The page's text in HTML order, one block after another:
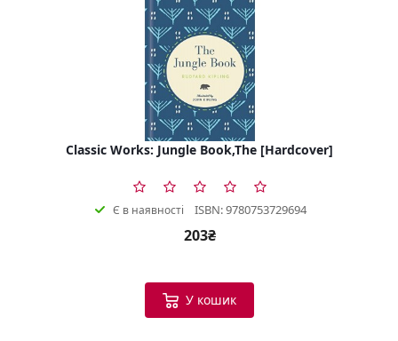
Classic Works: Jungle Book,The [Hardcover]
Є в наявності ISBN: 9780753729694
203₴
У кошик